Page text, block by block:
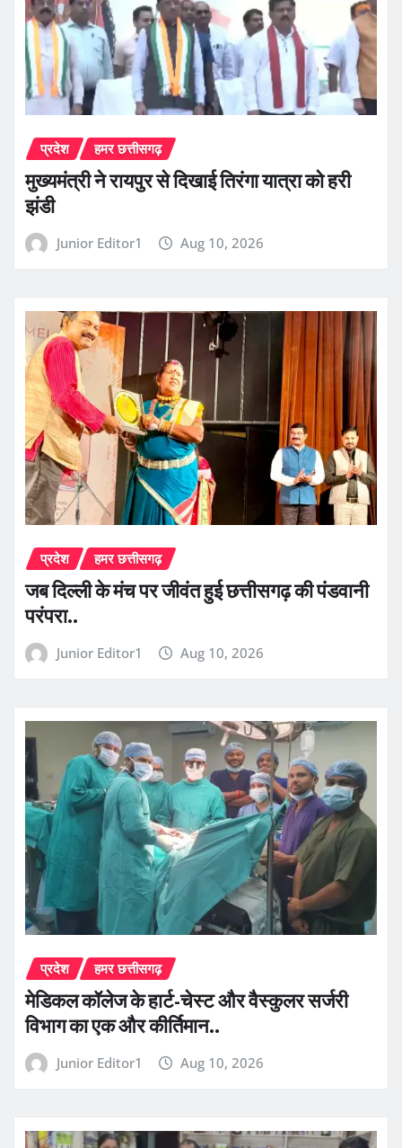
प्रदेश हमर छत्तीसगढ़
मुख्यमंत्री ने रायपुर से दिखाई तिरंगा यात्रा को हरी
झंडी
Junior Editor1 Aug 10, 2026
प्रदेश हमर छत्तीसगढ़
जब दिल्ली के मंच पर जीवंत हुई छत्तीसगढ़ की पंडवानी
परंपरा..
Junior Editor1 Aug 10, 2026
प्रदेश हमर छत्तीसगढ़
​मेडिकल कॉलेज के हार्ट-चेस्ट और वैस्कुलर सर्जरी
विभाग का एक और कीर्तिमान..
Junior Editor1 Aug 10, 2026